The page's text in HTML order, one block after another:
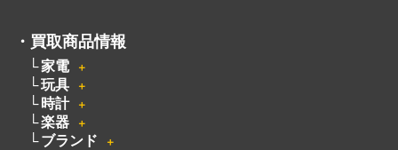
・ 買取商品情報
家電 ＋
玩具 ＋
時計 ＋
楽器 ＋
ブランド ＋